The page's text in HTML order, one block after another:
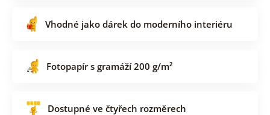
Vhodné jako dárek do moderního interiéru
Fotopapír s gramáží 200 g/m²
Dostupné ve čtyřech rozměrech